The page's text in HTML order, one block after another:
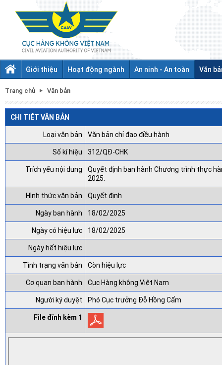
Giới thiệu Hoạt động ngành An ninh - An toàn Văn
Trang chủ Văn bản
CHI TIẾT VĂN BẢN
Loại văn bản
Văn bản chỉ đạo điều hành
Số kí hiệu
312/QĐ-CHK
Trích yếu nội dung
Quyết định ban hành Chương trình thực
2025.
Hình thức văn bản
Quyết định
Ngày ban hành
18/02/2025
Ngày có hiệu lực
18/02/2025
Ngày hết hiệu lực
Tình trạng văn bản
Còn hiệu lực
Cơ quan ban hành
Cục Hàng không Việt Nam
Người ký duyệt
Phó Cục trưởng Đỗ Hồng Cẩm
File đính kèm 1